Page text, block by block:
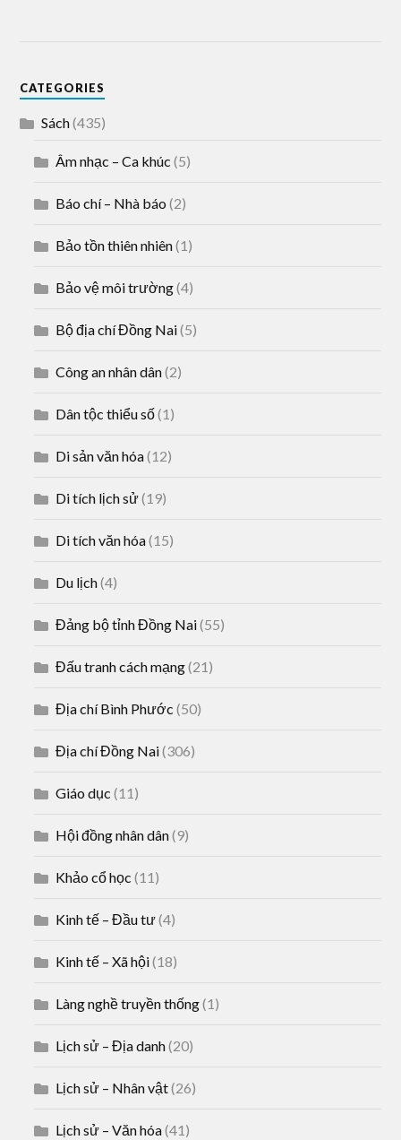
CATEGORIES
Sách(435)
Âm nhạc – Ca khúc (5)
Báo chí – Nhà báo (2)
Bảo tồn thiên nhiên(1)
Bảo vệ môi trường(4)
Bộ địa chí Đồng Nai(5)
Công an nhân dân(2)
Dân tộc thiểu số(1)
Di sản văn hóa(12)
Di tích lịch sử(19)
Di tích văn hóa(15)
Du lịch(4)
Đảng bộ tỉnh Đồng Nai(55)
Đấu tranh cách mạng(21)
Địa chí Bình Phước (50)
Địa chí Đồng Nai(306)
Giáo dục (11)
Hội đồng nhân dân(9)
Khảo cổ học (11)
Kinh tế – Đầu tư(4)
Kinh tế – Xã hội(18)
Làng nghề truyền thống(1)
Lịch sử – Địa danh(20)
Lịch sử – Nhân vật(26)
Lịch sử – Văn hóa(41)